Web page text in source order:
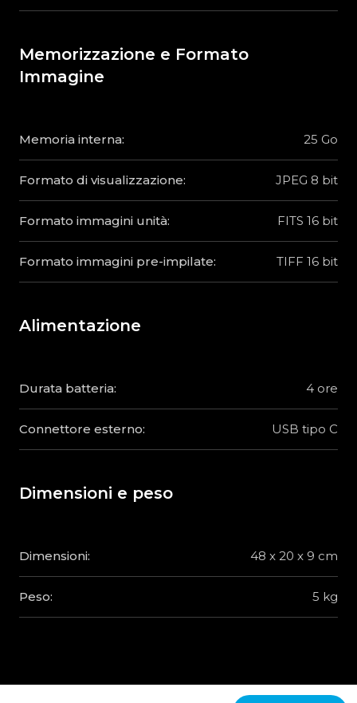
Memorizzazione e Formato
Immagine
Memoria interna: 25 Go
Formato di visualizzazione: JPEG 8 bit
Formato immagini unità: FITS 16 bit
Formato immagini pre-impilate: TIFF 16 bit
Alimentazione
Durata batteria: 4 ore
Connettore esterno: USB tipo C
Dimensioni e peso
Dimensioni: 48 x 20 x 9 cm
Peso: 5 kg